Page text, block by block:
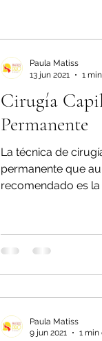
Cirugía
Permanente
La técnica de
permanente que
recomendado es la
Paula Matiss
13 jun 2021
1
Paula Matiss
9 jun 2021
1 min